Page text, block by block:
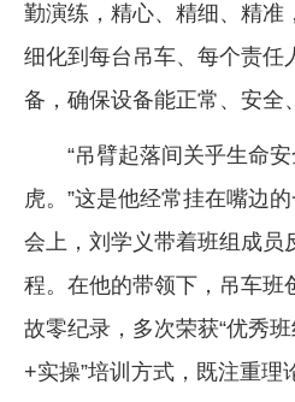
勤演练，精心、精细、精准
细化到每台吊车、每个责任
备，确保设备能正常、安全
“吊臂起落间关乎生命
虎。”这是他经常挂在嘴边
会上，刘学义带着班组成员
程。在他的带领下，吊车班
故零纪录，多次荣获“优秀
+实操”培训方式，既注重理